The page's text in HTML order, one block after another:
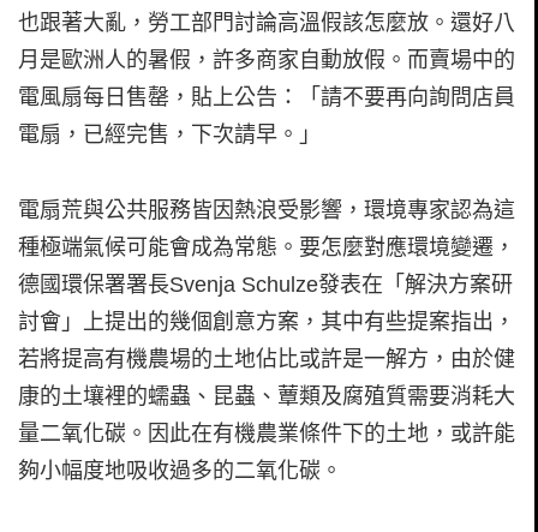
也跟著大亂，勞工部門討論高溫假該怎麼放。還好八
月是歐洲人的暑假，許多商家自動放假。而賣場中的
電風扇每日售罄，貼上公告：「請不要再向詢問店員
電扇，已經完售，下次請早。」
電扇荒與公共服務皆因熱浪受影響，環境專家認為這
種極端氣候可能會成為常態。要怎麼對應環境變遷，
德國環保署署長Svenja Schulze發表在「解決方案研
討會」上提出的幾個創意方案，其中有些提案指出，
若將提高有機農場的土地佔比或許是一解方，由於健
康的土壤裡的蠕蟲、昆蟲、蕈類及腐殖質需要消耗大
量二氧化碳。因此在有機農業條件下的土地，或許能
夠小幅度地吸收過多的二氧化碳。